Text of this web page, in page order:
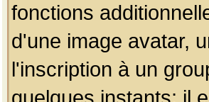
fonctions
d'une image avatar,
l'inscription à un